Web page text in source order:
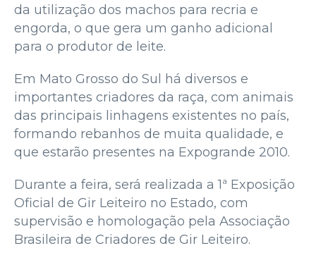
da utilização dos machos para recria e
engorda, o que gera um ganho adicional
para o produtor de leite.
Em Mato Grosso do Sul há diversos e
importantes criadores da raça, com animais
das principais linhagens existentes no país,
formando rebanhos de muita qualidade, e
que estarão presentes na Expogrande 2010.
Durante a feira, será realizada a 1ª Exposição
Oficial de Gir Leiteiro no Estado, com
supervisão e homologação pela Associação
Brasileira de Criadores de Gir Leiteiro.